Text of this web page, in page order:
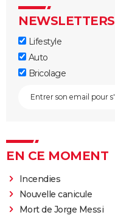
NEWSLETTERS
Lifestyle
Auto
Bricolage
EN CE MOMENT
Incendies
Nouvelle canicule
Mort de Jorge Messi